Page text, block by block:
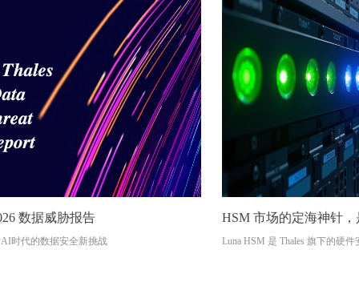
数据威胁报告
时代的数据安全新挑战
HSM 市场的定海神针
Luna HSM 是 Thales 旗下的硬